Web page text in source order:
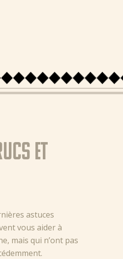
et
astuces
vous aider à
mais qui n’ont pas